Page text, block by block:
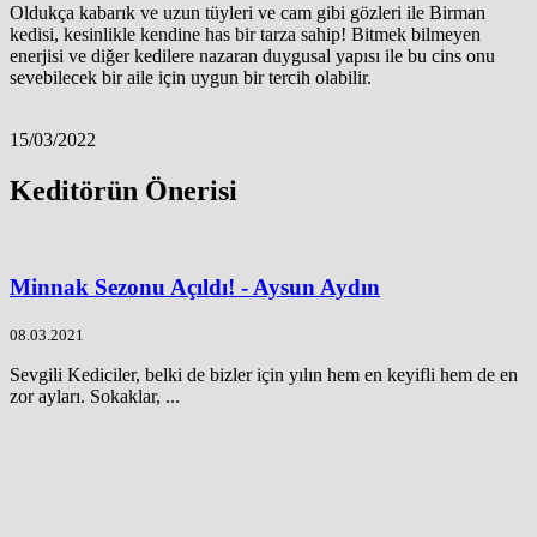
Oldukça kabarık ve uzun tüyleri ve cam gibi gözleri ile Birman
kedisi, kesinlikle kendine has bir tarza sahip! Bitmek bilmeyen
enerjisi ve diğer kedilere nazaran duygusal yapısı ile bu cins onu
sevebilecek bir aile için uygun bir tercih olabilir.
15/03/2022
Keditörün Önerisi
Minnak Sezonu Açıldı! - Aysun Aydın
08.03.2021
Sevgili Kediciler, belki de bizler için yılın hem en keyifli hem de en
zor ayları. Sokaklar, ...